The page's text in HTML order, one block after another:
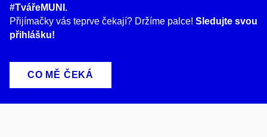
#TvářeMUNI.
Přijímačky vás teprve čekají? Držíme palce! Sledujte svou
přihlášku!
CO MĚ ČEKÁ